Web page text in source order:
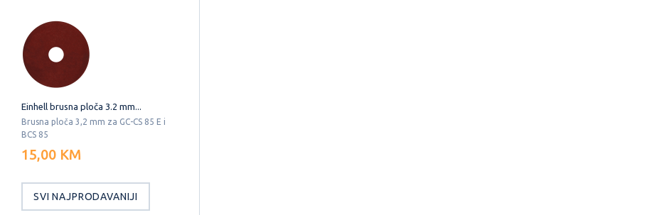
Einhell brusna ploča 3.2 mm...
Brusna ploča 3,2 mm za GC-CS 85 E i
BCS 85
15,00 KM
SVI NAJPRODAVANIJI